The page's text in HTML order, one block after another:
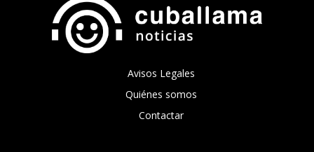
Avisos Legales
Quiénes somos
Contactar